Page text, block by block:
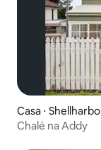
Casa ⋅
Chalé na Addy